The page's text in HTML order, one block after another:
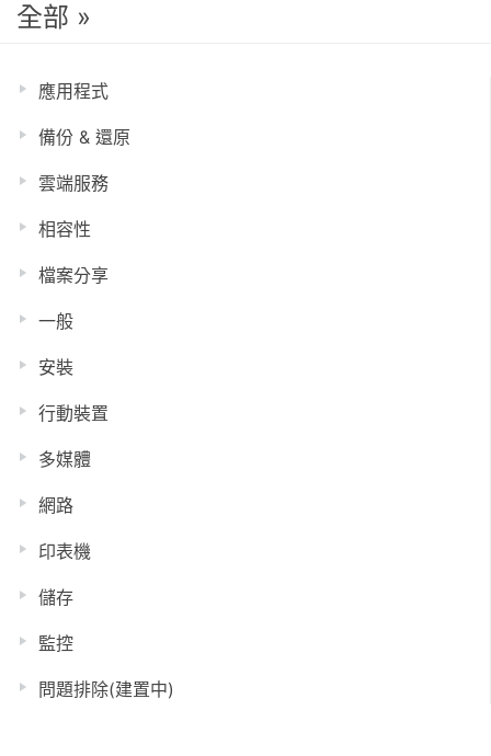
全部 »
應用程式
備份 & 還原
雲端服務
相容性
檔案分享
一般
安裝
行動裝置
多媒體
網路
印表機
儲存
監控
問題排除(建置中)